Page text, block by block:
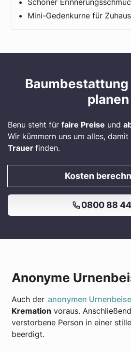
Schöner
Mini-Gedenkurne für
planen
Benu steht für faire Preise und
Wir kümmern uns um alles, damit
Trauer finden.
Kosten
0800 88
Anonyme
Auch der anonymen
Kremation voraus.
verstorbene Person in einer
beerdigt.